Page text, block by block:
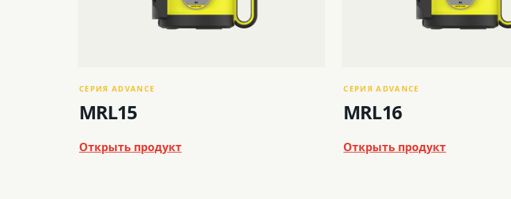
СЕРИЯ ADVANCE
MRL15
Открыть продукт
СЕРИЯ ADVANCE
MRL16
Открыть продукт